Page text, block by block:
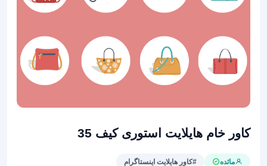
کاور خام هایلایت استوری کیف 35
مائده #کاور هایلایت اینستاگرام